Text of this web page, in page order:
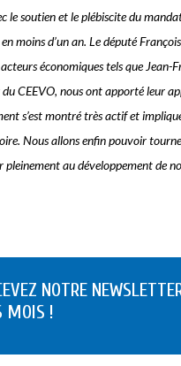
le soutien et le plébiscite du
moins d’un an. Le député
économiques tels que Jean-
CEEVO, nous ont apporté leur
s’est montré très actif et
Nous allons enfin pouvoir
pleinement au développement de
NOTRE
MOIS !